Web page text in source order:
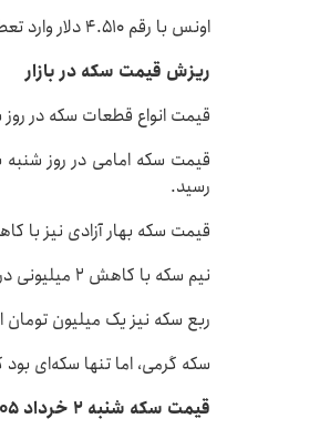
اونس با رقم ۴.۵۱۰ دلار وارد تعطیلات بازارهای مالی در پایان هفته شد.
ریزش قیمت سکه در بازار
قیمت انواع قطعات سکه در
رسید.
قیمت سکه بهار آزادی نیز با کاهش ۳ میلیون تومانی روی رقم ۱۸۳ میلیون تومان
نیم سکه با کاهش ۲ میلیونی در رقم ۹۵ میلیون تومان معامله شد.
ربع سکه نیز یک میلیون تومان ارزان شد و به
سکه گرمی، اما تنها سکه‌ای بود که تغییر
قیمت سکه شنبه ۲ خرداد ۱۴۰۵